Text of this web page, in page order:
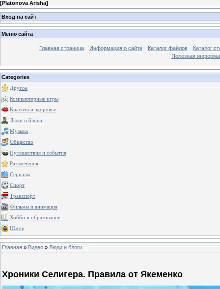
[Platonova Arisha]
Вход на сайт
Меню сайта
Главная страница Информация о сайте Каталог файлов
Каталог
Полезная
Categories
Другое
Компьютерные игры
Красота и здоровье
Люди и блоги
Музыка
Общество
Путешествия и события
Развлечения
Сериалы
Спорт
Транспорт
Фильмы и анимация
Хобби и образование
Юмор
Главная » Видео » Люди и блоги
Хроники Селигера. Правила от Якеменко